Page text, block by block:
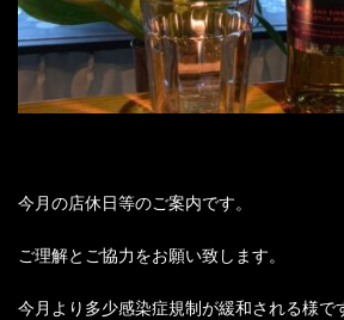
今月の店休日等のご案内です。
ご理解とご協力をお願い致します。
今月より多少感染症規制が緩和される様で